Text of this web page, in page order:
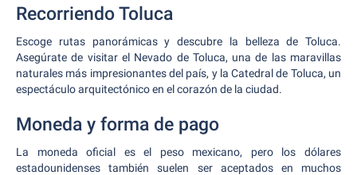
Recorriendo Toluca
Escoge rutas panorámicas y descubre la belleza de Toluca.
Asegúrate de visitar el Nevado de Toluca, una de las maravillas
naturales más impresionantes del país, y la Catedral de Toluca, un
espectáculo arquitectónico en el corazón de la ciudad.
Moneda y forma de pago
La moneda oficial es el peso mexicano, pero los dólares
estadounidenses también suelen ser aceptados en muchos